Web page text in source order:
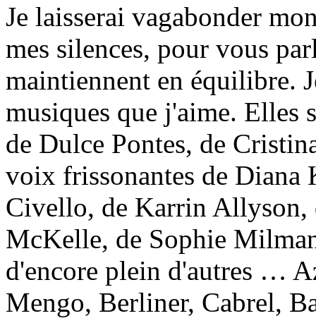
Je laisserai vagabonder
mes silences, pour vous
maintiennent en équilibre.
musiques que j'aime. Elles
de Dulce Pontes, de
voix frissonantes de Diana
Civello, de Karrin Allyson,
McKelle, de Sophie
d'encore plein d'autres …
Mengo, Berliner, Cabrel,